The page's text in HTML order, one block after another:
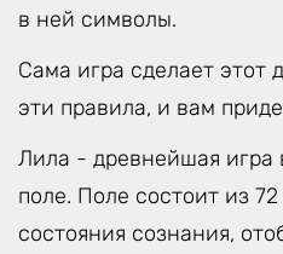
в ней символы.
Сама игра сделает этот
эти правила, и вам
Лила - древнейшая игра
поле. Поле состоит из
состояния сознания,